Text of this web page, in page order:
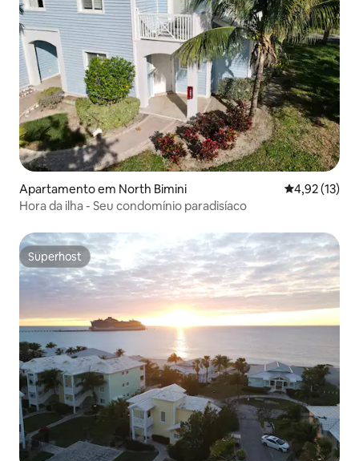
Apartamento em North Bimini Classificação
4,92 (13)
Hora da ilha - Seu condomínio paradisíaco
Superhost
Superhost